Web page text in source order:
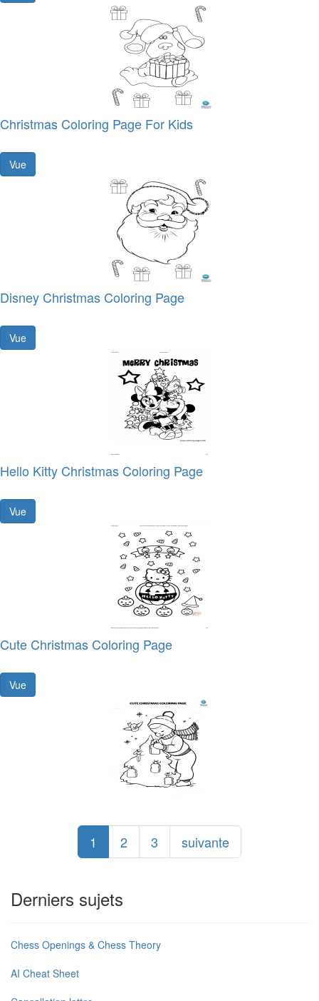
Christmas Coloring Page For Kids
Vue
Disney Christmas Coloring Page
Vue
Hello Kitty Christmas Coloring Page
Vue
Cute Christmas Coloring Page
Vue
1 2 3 suivante
Derniers sujets
Chess Openings & Chess Theory
AI Cheat Sheet